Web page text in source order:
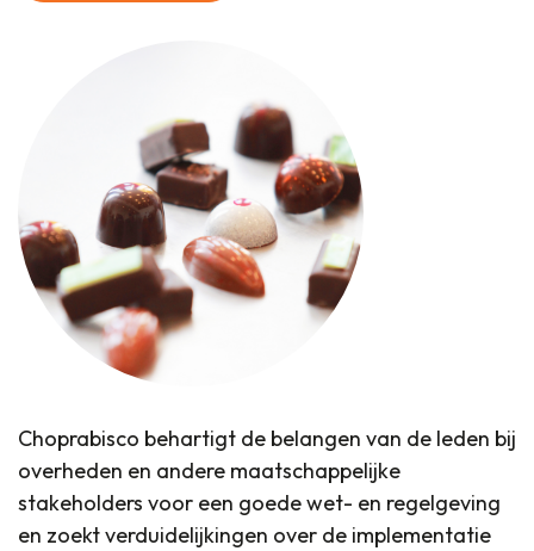
Choprabisco behartigt de belangen van de leden bij
overheden en andere maatschappelijke
stakeholders voor een goede wet- en regelgeving
en zoekt verduidelijkingen over de implementatie